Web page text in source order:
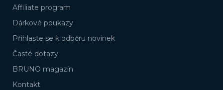
Affiliate program
Dárkové poukazy
Přihlaste se k odběru novinek
Časté dotazy
BRUNO magazín
Kontakt